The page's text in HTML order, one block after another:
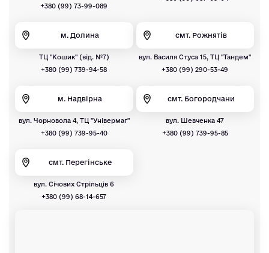
+380 (99) 73-99-089
м. Долина
ТЦ "Кошик" (від. №7)
+380 (99) 739-94-58
смт. Рожнятів
вул. Василя Стуса 15, ТЦ "Тандем"
+380 (99) 290-53-49
м. Надвірна
вул. Чорновола 4, ТЦ "Універмаг"
+380 (99) 739-95-40
смт. Богородчани
вул. Шевченка 47
+380 (99) 739-95-85
смт. Перегінське
вул. Січових Стрільців 6
+380 (99) 68-14-657